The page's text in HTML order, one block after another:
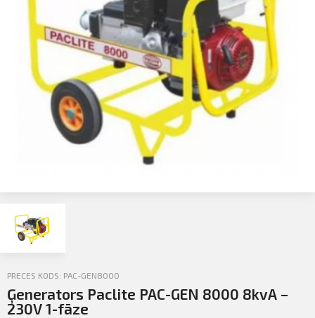
Sazināties
Iziet
PIETEIKTIES
PRECES KODS: PAC-GEN8000
Ģenerators Paclite PAC-GEN 8000 8kvA –
230V 1-fāze